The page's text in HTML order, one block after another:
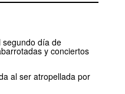
segundo día de
y conciertos
al ser atropellada por